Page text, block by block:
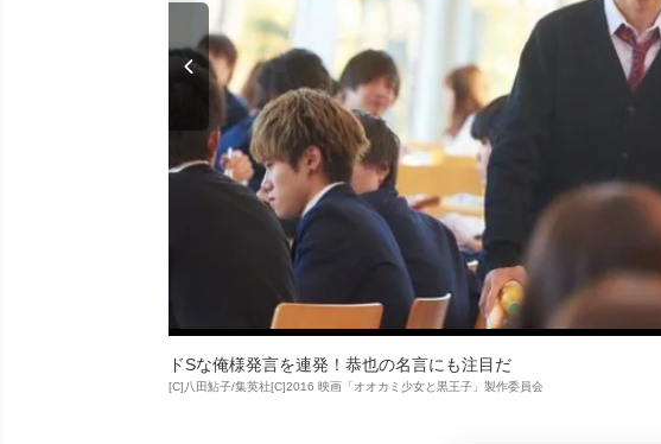
ドSな俺様発言を連発！恭也の名言にも注目だ
[C]八田鮎子/集英社[C]2016 映画「オオカミ少女と黒王子」製作委員会